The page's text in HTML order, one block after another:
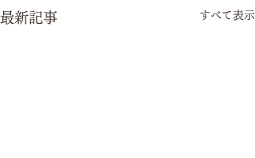
最新記事 すべて表示